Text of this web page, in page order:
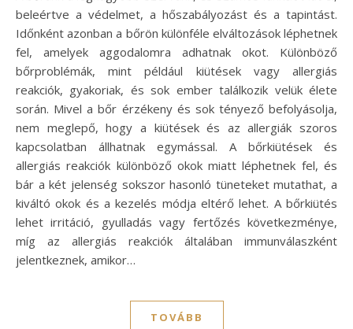
beleértve a védelmet, a hőszabályozást és a tapintást.
Időnként azonban a bőrön különféle elváltozások léphetnek
fel, amelyek aggodalomra adhatnak okot. Különböző
bőrproblémák, mint például kiütések vagy allergiás
reakciók, gyakoriak, és sok ember találkozik velük élete
során. Mivel a bőr érzékeny és sok tényező befolyásolja,
nem meglepő, hogy a kiütések és az allergiák szoros
kapcsolatban állhatnak egymással. A bőrkiütések és
allergiás reakciók különböző okok miatt léphetnek fel, és
bár a két jelenség sokszor hasonló tüneteket mutathat, a
kiváltó okok és a kezelés módja eltérő lehet. A bőrkiütés
lehet irritáció, gyulladás vagy fertőzés következménye,
míg az allergiás reakciók általában immunválaszként
jelentkeznek, amikor…
TOVÁBB